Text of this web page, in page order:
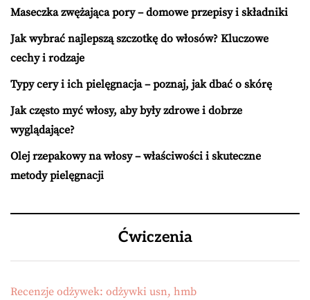
Maseczka zwężająca pory – domowe przepisy i składniki
Jak wybrać najlepszą szczotkę do włosów? Kluczowe
cechy i rodzaje
Typy cery i ich pielęgnacja – poznaj, jak dbać o skórę
Jak często myć włosy, aby były zdrowe i dobrze
wyglądające?
Olej rzepakowy na włosy – właściwości i skuteczne
metody pielęgnacji
Ćwiczenia
Recenzje odżywek: odżywki usn, hmb